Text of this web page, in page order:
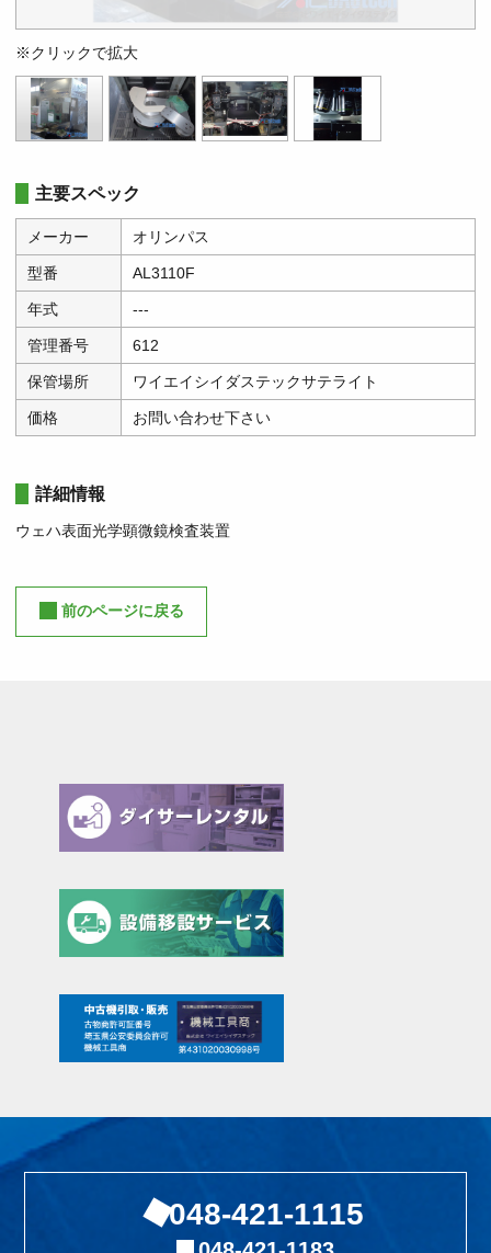
※クリックで拡大
主要スペック
メーカー オリンパス
型番 AL3110F
年式 ---
管理番号 612
保管場所 ワイエイシイダステックサテライト
価格 お問い合わせ下さい
詳細情報
ウェハ表面光学顕微鏡検査装置
前のページに戻る
048-421-1115